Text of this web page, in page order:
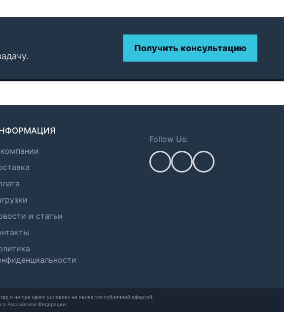
Получить консультацию
и статьи
Follow Us:
и ни при каких условиях не является публичной офертой,
Российской Федерации.